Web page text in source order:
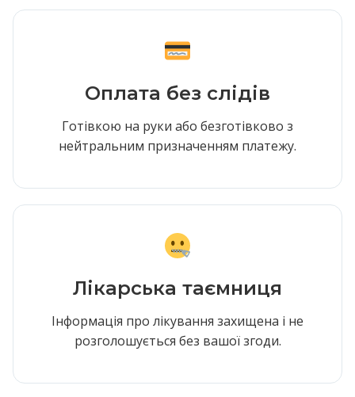
Оплата без слідів
Готівкою на руки або безготівково з
нейтральним призначенням платежу.
Лікарська таємниця
Інформація про лікування захищена і не
розголошується без вашої згоди.